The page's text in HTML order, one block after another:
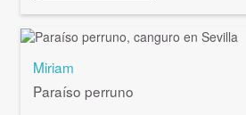
Miriam
Paraíso perruno